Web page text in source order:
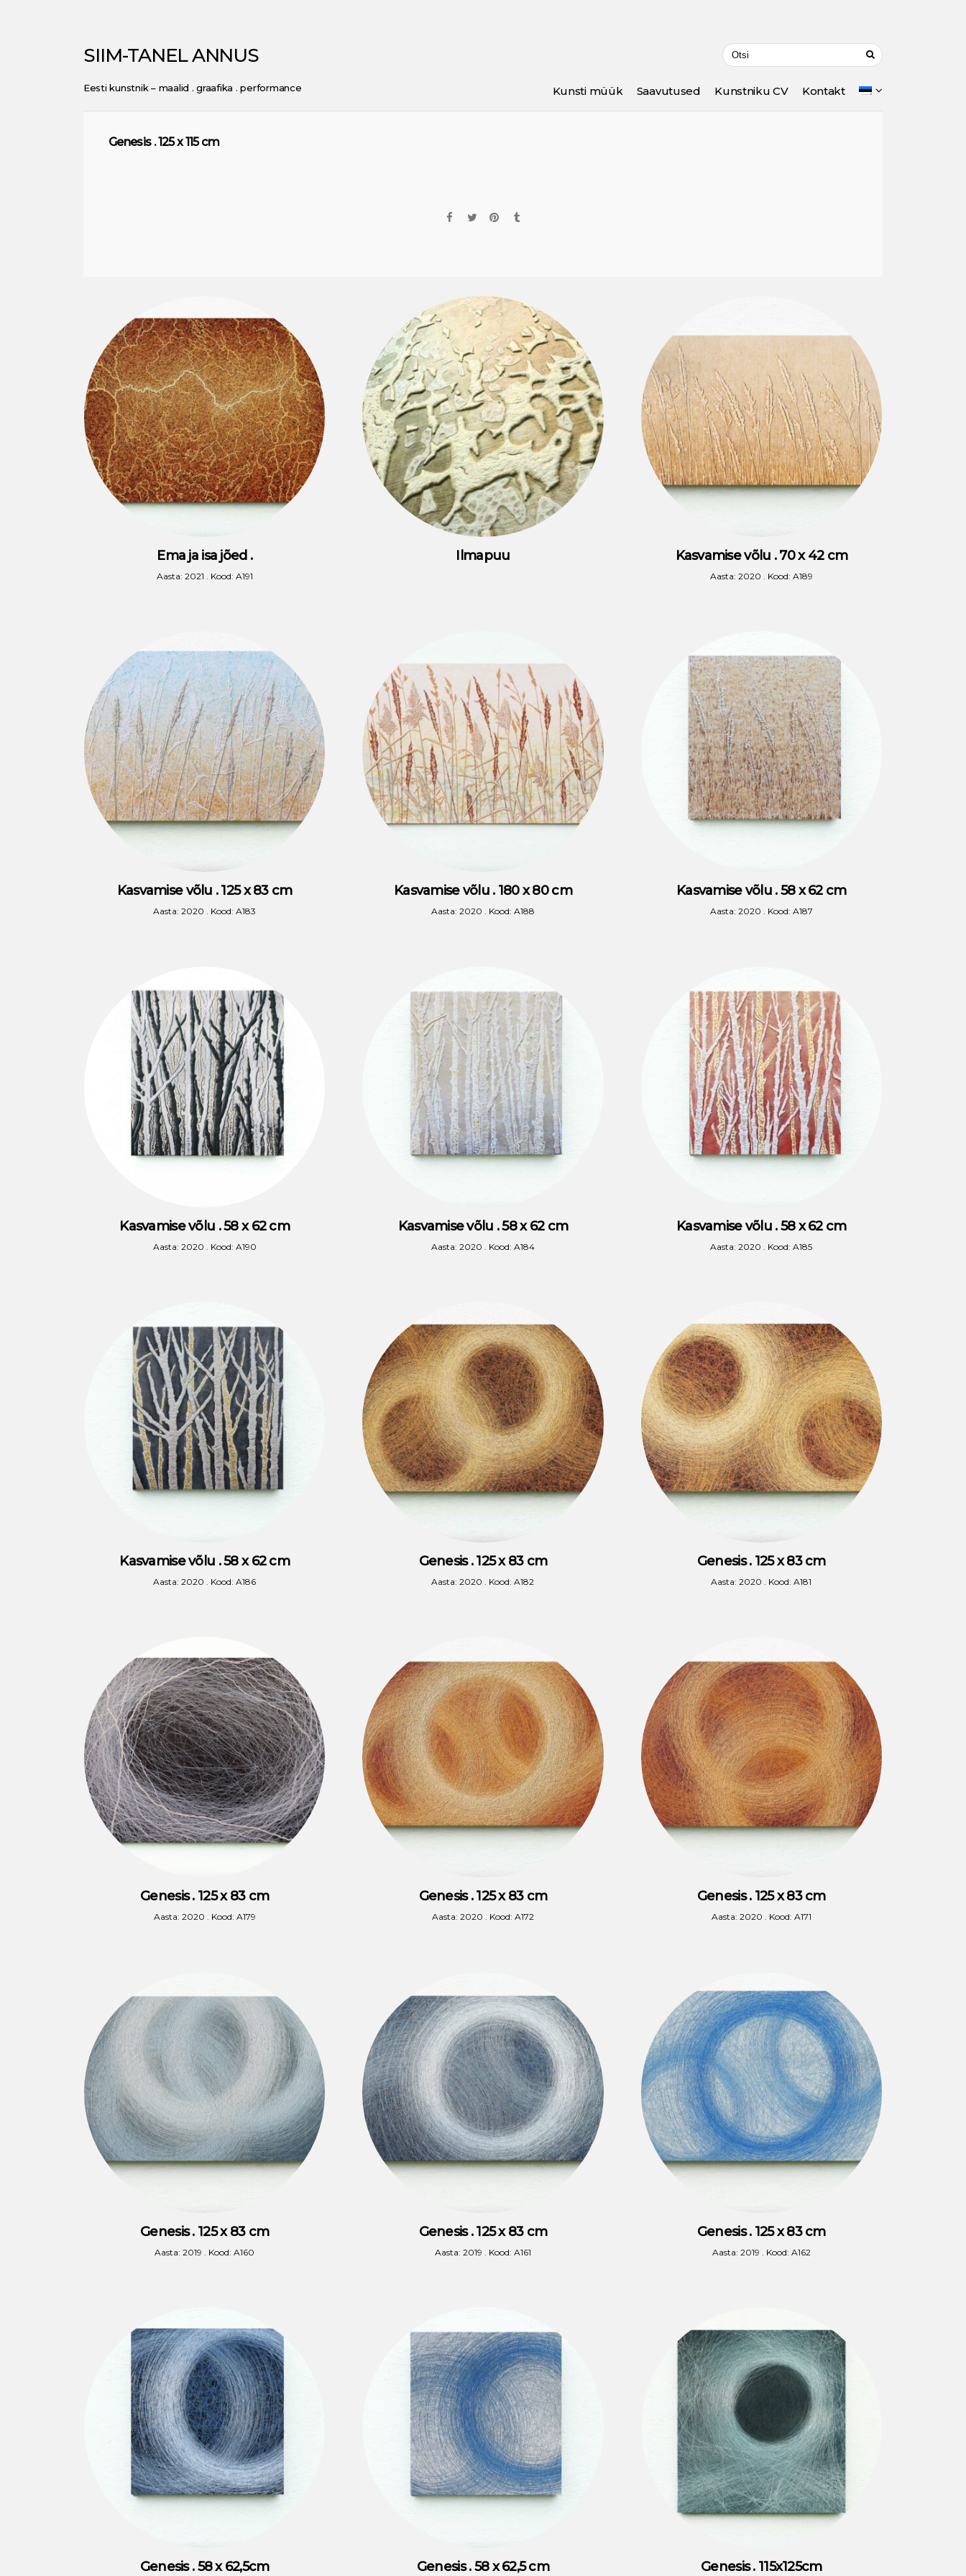
Kunsti müük Saavutused Kunstniku CV Kontakt
SIIM-TANEL ANNUS
Eesti kunstnik – maalid . graafika . performance
Genesis . 125 x 115 cm
Ema ja isa jõed .
Aasta: 2021 . Kood: A191
Ilmapuu Kasvamise võlu . 70 x 42 cm
Aasta: 2020 . Kood: A189
Kasvamise võlu . 125 x 83 cm
Aasta: 2020 . Kood: A183
Kasvamise võlu . 180 x 80 cm
Aasta: 2020 . Kood: A188
Kasvamise võlu . 58 x 62 cm
Aasta: 2020 . Kood: A187
Kasvamise võlu . 58 x 62 cm
Aasta: 2020 . Kood: A190
Kasvamise võlu . 58 x 62 cm
Aasta: 2020 . Kood: A184
Kasvamise võlu . 58 x 62 cm
Aasta: 2020 . Kood: A185
Kasvamise võlu . 58 x 62 cm
Aasta: 2020 . Kood: A186
Genesis . 125 x 83 cm
Aasta: 2020 . Kood: A182
Genesis . 125 x 83 cm
Aasta: 2020 . Kood: A181
Genesis . 125 x 83 cm
Aasta: 2020 . Kood: A179
Genesis . 125 x 83 cm
Aasta: 2020 . Kood: A172
Genesis . 125 x 83 cm
Aasta: 2020 . Kood: A171
Genesis . 125 x 83 cm
Aasta: 2019 . Kood: A160
Genesis . 125 x 83 cm
Aasta: 2019 . Kood: A161
Genesis . 125 x 83 cm
Aasta: 2019 . Kood: A162
Genesis . 58 x 62,5cm Genesis . 58 x 62,5 cm Genesis . 115x125cm